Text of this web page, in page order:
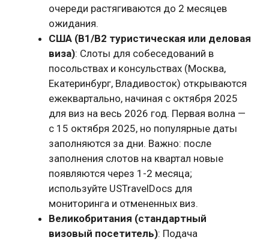
очереди растягиваются до 2 месяцев
ожидания.
США (B1/B2 туристическая или деловая
виза): Слоты для собеседований в
посольствах и консульствах (Москва,
Екатеринбург, Владивосток) открываются
ежеквартально, начиная с октября 2025
для виз на весь 2026 год. Первая волна —
с 15 октября 2025, но популярные даты
заполняются за дни. Важно: после
заполнения слотов на квартал новые
появляются через 1-2 месяца;
используйте USTravelDocs для
мониторинга и отмененных виз.
Великобритания (стандартный
визовый посетитель): Подача